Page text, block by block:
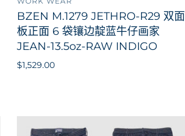
BZEN M.1279 JETHRO-R29 双面
板正面 6 袋镶边靛蓝牛仔画家
JEAN-13.5oz-RAW INDIGO
$1,529.00